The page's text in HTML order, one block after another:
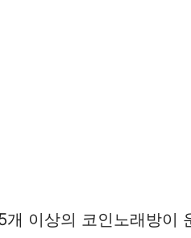
개 이상의 코인노래방이